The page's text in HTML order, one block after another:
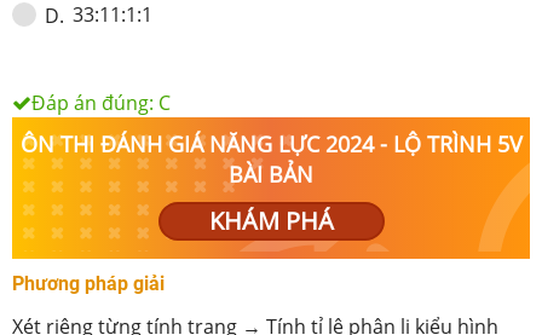
D. 33:11:1:1
Đáp án đúng: C
ÔN THI ĐÁNH GIÁ NĂNG LỰC 2024 - LỘ TRÌNH 5V
BÀI BẢN
KHÁM PHÁ
Phương pháp giải
Xét riêng từng tính trạng → Tính tỉ lệ phân li kiểu hình